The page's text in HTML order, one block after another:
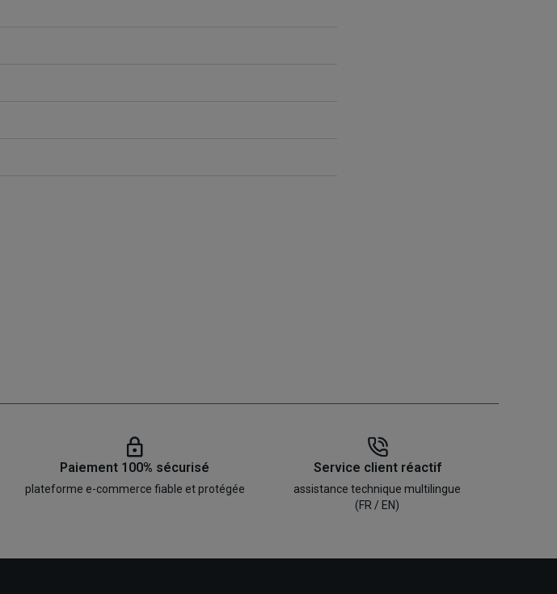
Paiement 100% sécurisé
plateforme e-commerce fiable et protégée
Service client réactif
assistance technique multilingue
(FR / EN)